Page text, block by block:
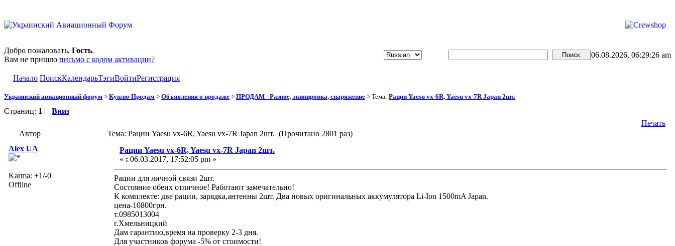
Добро пожаловать, Гость.
Вам не пришло письмо с кодом активации?
06.08.2026, 06:29:26 am
Начало ПоискКалендарьТэгиВойтиРегистрация
Украинский авиационный форум > Куплю-Продам > Объявления о продаже > ПРОДАМ - Разное, экипировка, снаряжение > Тема: Рации Yaesu vx-6R, Yaesu vx-7R Japan 2шт.
Страниц: 1 | Вниз
Печать
Автор
Тема: Рации Yaesu vx-6R, Yaesu vx-7R Japan 2шт. (Прочитано 2801 раз)
Alex UA
Karma: +1/-0
Offline
Рации Yaesu vx-6R, Yaesu vx-7R Japan 2шт.
« : 06.03.2017, 17:52:05 pm »
Рации для личной связи 2шт.
Состояние обеих отличное! Работают замечательно!
К комплекте: две рации, зарядка,антенны 2шт. Два новых оригинальных аккумулятора Li-Ion 1500mA Japan.
цена-10800грн.
т.0985013004
г.Хмельницкий
Дам гарантию,время на проверку 2-3 дня.
Для участников форума -5% от стоимости!